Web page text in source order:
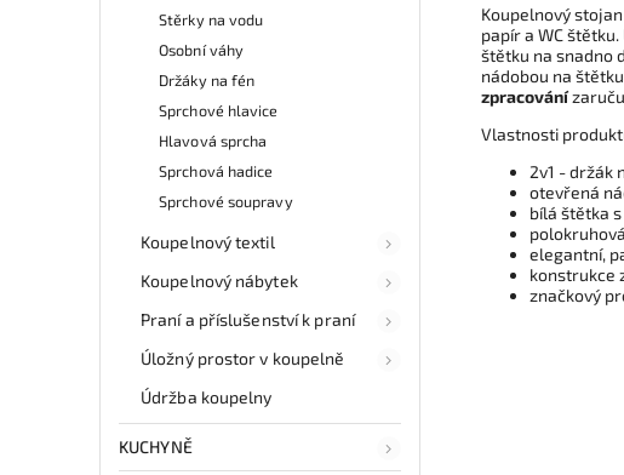
Stěrky na vodu
Osobní váhy
Držáky na fén
Sprchové hlavice
Hlavová sprcha
Sprchová hadice
Sprchové soupravy
Koupelnový textil
Koupelnový nábytek
Praní a příslušenství k praní
Úložný prostor v koupelně
Údržba koupelny
KUCHYNĚ
Koupelnový stojan
papír a WC
štětku na snadno
nádobou na
zpracování
Vlastnosti
2v1 - držák
otevřená
bílá štětka
elegantní,
konstrukce
značkový